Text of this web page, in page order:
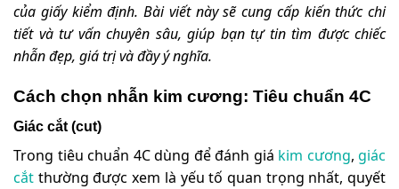
của giấy kiểm định. Bài viết này sẽ cung cấp kiến thức chi
tiết và tư vấn chuyên sâu, giúp bạn tự tin tìm được chiếc
nhẫn đẹp, giá trị và đầy ý nghĩa.
Cách chọn nhẫn kim cương: Tiêu chuẩn 4C
Giác cắt (cut)
Trong tiêu chuẩn 4C dùng để đánh giá kim cương, giác
cắt thường được xem là yếu tố quan trọng nhất, quyết